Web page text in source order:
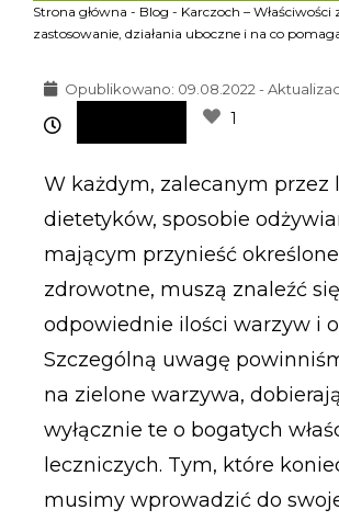
Strona główna - Blog - Karczoch – Właściwości
zastosowanie, działania uboczne i na co
Opublikowano: 09.08.2022 -
1
W każdym, zalecanym przez
dietetyków, sposobie
mającym przynieść
zdrowotne, muszą znaleźć się
odpowiednie ilości warzyw i
Szczególną uwagę
na zielone warzywa,
wyłącznie te o bogatych
leczniczych. Tym, które
musimy wprowadzić do